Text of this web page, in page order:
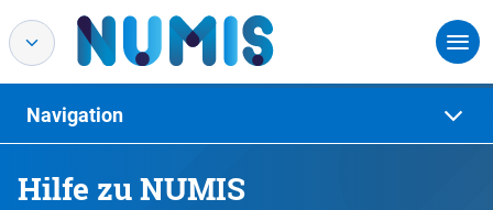
Hilfe zu NUMIS
Navigation